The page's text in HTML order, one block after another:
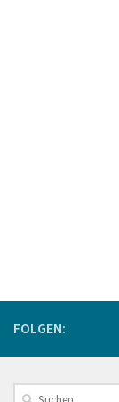
FOLGEN:
Suchen